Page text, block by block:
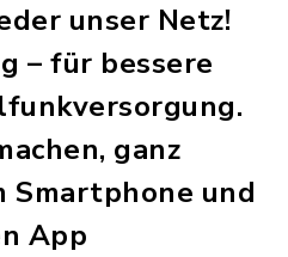
unser Netz!
– für bessere
ganz
Smartphone und
App